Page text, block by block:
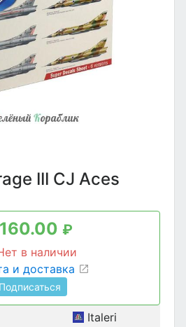
III CJ Aces
₽
в наличии
и доставка
Подписаться
Italeri